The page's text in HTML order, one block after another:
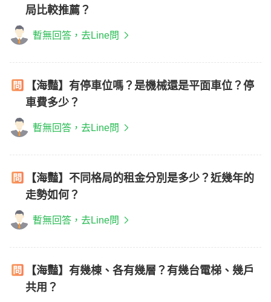
局比較推薦？
暫無回答，去Line問
【海豔】有停車位嗎？是機械還是平面車位？停
車費多少？
暫無回答，去Line問
【海豔】不同格局的租金分別是多少？近幾年的
走勢如何？
暫無回答，去Line問
【海豔】有幾棟、各有幾層？有幾台電梯、幾戶
共用？